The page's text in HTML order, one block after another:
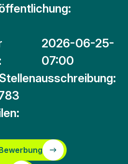
2026-06-25-
07:00